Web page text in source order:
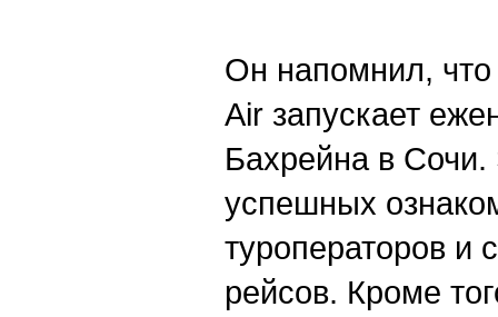
Он напомнил,
Air запускает
Бахрейна в
успешных
туроператоров и
рейсов. Кроме